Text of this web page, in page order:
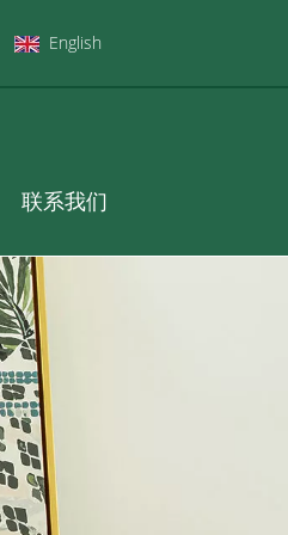
English
联系我们